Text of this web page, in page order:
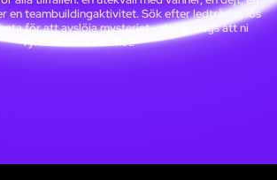
en teambuildingaktivitet. Sök efter ledtrådar, lös
för att avslöja mysteriet - det är dags att ni
rymmer från rummet!